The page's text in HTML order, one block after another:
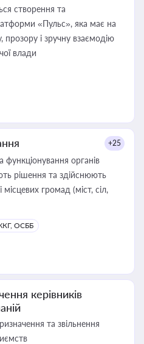
створення та
«Пульс», яка має на
прозору і зручну взаємодію
влади
+25
функціонування органів
рішення та здійснюють
місцевих громад (міст, сіл,
ОСББ
керівників
та звільнення